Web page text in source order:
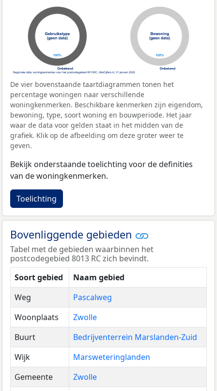
De vier bovenstaande taartdiagrammen tonen het
percentage woningen naar verschillende
woningkenmerken. Beschikbare kenmerken zijn eigendom,
bewoning, type, soort woning en bouwperiode. Het jaar
waar de data voor gelden staat in het midden van de
grafiek. Klik op de afbeelding om deze groter weer te
geven.
Bekijk onderstaande toelichting voor de definities
van de woningkenmerken.
Toelichting
Bovenliggende gebieden
Tabel met de gebieden waarbinnen het
postcodegebied 8013 RC zich bevindt.
Soort gebied
Naam gebied
Weg
Pascalweg
Woonplaats
Zwolle
Buurt
Bedrijventerrein Marslanden-Zuid
Wijk
Marsweteringlanden
Gemeente
Zwolle